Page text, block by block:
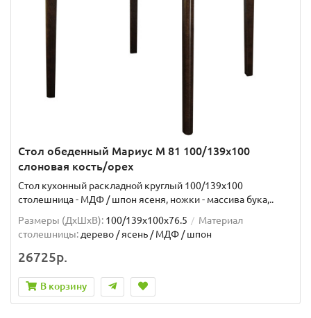
Стол обеденный Мариус М 81 100/139х100
слоновая кость/орех
Стол кухонный раскладной круглый 100/139х100
столешница - МДФ / шпон ясеня, ножки - массива бука,..
Размеры (ДхШxВ): 100/139х100х76.5
Материал
столешницы: дерево / ясень / МДФ / шпон
26725р.
В корзину